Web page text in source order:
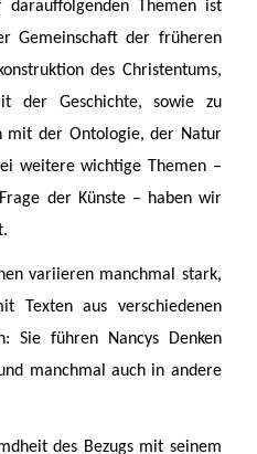
Themen ist
Gemeinschaft der früheren
des Christentums,
der Geschichte, sowie zu
mit der Ontologie, der Natur
weitere wichtige Themen –
der Künste – haben wir
variieren manchmal stark,
Texten aus verschiedenen
Sie führen Nancys Denken
manchmal auch in andere
des Bezugs mit seinem